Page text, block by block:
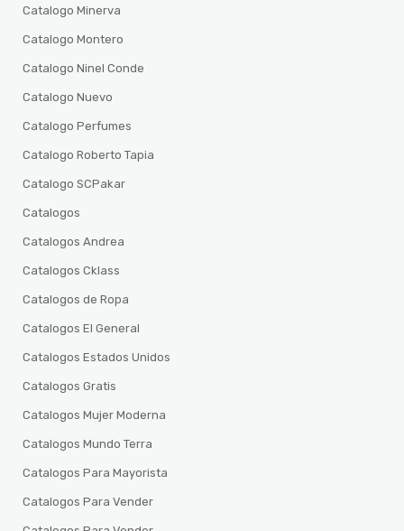
Catalogo Minerva
Catalogo Montero
Catalogo Ninel Conde
Catalogo Nuevo
Catalogo Perfumes
Catalogo Roberto Tapia
Catalogo SCPakar
Catalogos
Catalogos Andrea
Catalogos Cklass
Catalogos de Ropa
Catalogos El General
Catalogos Estados Unidos
Catalogos Gratis
Catalogos Mujer Moderna
Catalogos Mundo Terra
Catalogos Para Mayorista
Catalogos Para Vender